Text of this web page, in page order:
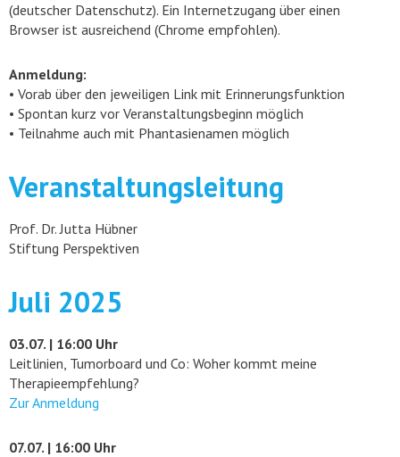
(deutscher Datenschutz). Ein Internetzugang über einen
Browser ist ausreichend (Chrome empfohlen).
Anmeldung:
• Vorab über den jeweiligen Link mit Erinnerungsfunktion
• Spontan kurz vor Veranstaltungsbeginn möglich
• Teilnahme auch mit Phantasienamen möglich
Veranstaltungsleitung
Prof. Dr. Jutta Hübner
Stiftung Perspektiven
Juli 2025
03.07. | 16:00 Uhr
Leitlinien, Tumorboard und Co: Woher kommt meine
Therapieempfehlung?
Zur Anmeldung
07.07. | 16:00 Uhr